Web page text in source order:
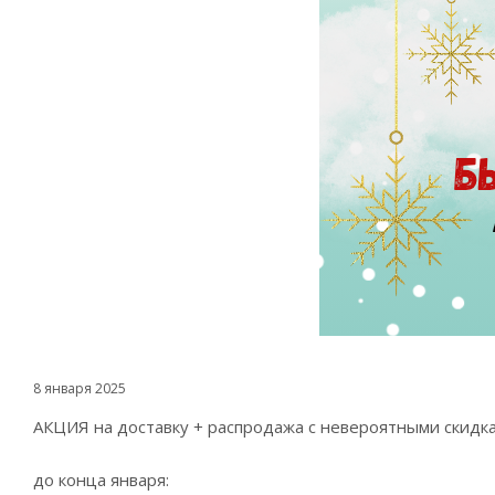
8 января 2025
АКЦИЯ на доставку + распродажа с невероятными
до конца января: